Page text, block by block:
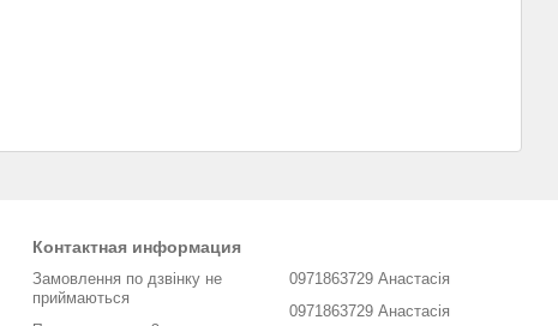
Контактная информация
Замовлення по дзвінку не
приймаються
0971863729 Анастасія
0971863729 Анастасія